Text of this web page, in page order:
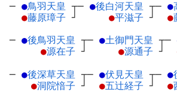
─ ●鳥羽天皇 ┬
●藤原璋子 ┘
─ ●後白河天皇 ┬
●平滋子 ┘
─ ●
●
─ ●後鳥羽天皇 ┬
●源在子 ┘
─ ●土御門天皇 ┬
●源通子 ┘
─
─ ●後深草天皇 ┬
●洞院愔子 ┘
─ ●伏見天皇 ┬
●五辻経子 ┘
─ ●
●